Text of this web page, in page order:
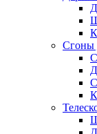
Сгоны